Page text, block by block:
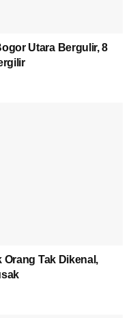
Utara Bergulir, 8
Tak Dikenal,